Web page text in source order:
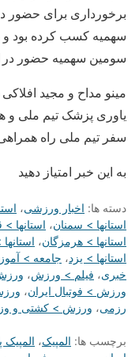
سهمیه کسب کرده بود و
سومین سهمیه حضور در
مینو مداح و مجید
یاوری پزشک تیم ملی و
سفر تیم ملی راه
به این خبر امتیاز دهید
دسته ها: اخبار ورزشی،
استانها > سمنان، استانها
استانها > هرمزگان،
استانها > یزد، جامعه >
خبری، فیلم > ورزش،
ورزش > فوتبال ایران،
رزمی، ورزش > کشتی و
برچسب ها: المپیک، المپیک